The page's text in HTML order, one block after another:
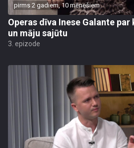
pirms 2 gadiem, 10 mēnešiem
Operas dīva Inese Galante
un māju sajūtu
3. epizode